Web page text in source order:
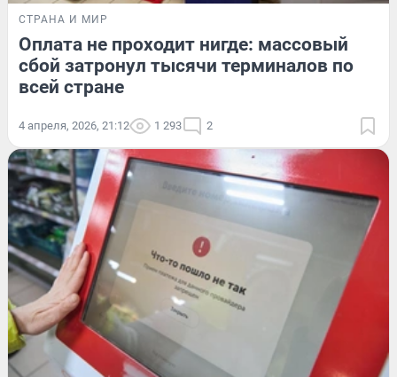
СТРАНА И МИР
Оплата не проходит нигде: массовый
сбой затронул тысячи терминалов по
всей стране
4 апреля, 2026, 21:12 1 293 2